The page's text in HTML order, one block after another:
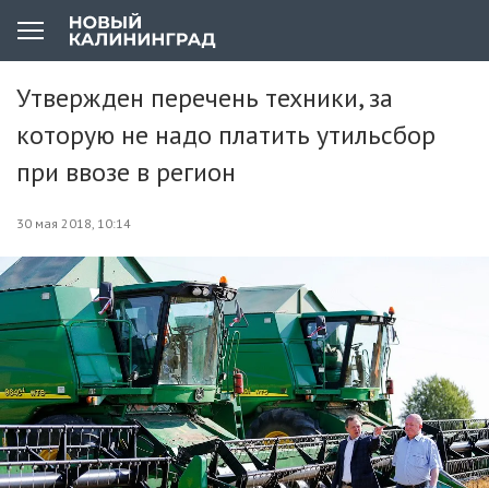
Утвержден перечень техники, за
которую не надо платить утильсбор
при ввозе в регион
30 мая 2018, 10:14